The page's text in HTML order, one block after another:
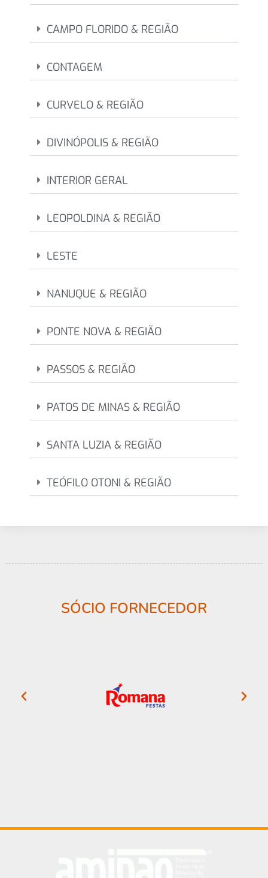
CAMPO FLORIDO & REGIÃO
CONTAGEM
CURVELO & REGIÃO
DIVINÓPOLIS & REGIÃO
INTERIOR GERAL
LEOPOLDINA & REGIÃO
LESTE
NANUQUE & REGIÃO
PONTE NOVA & REGIÃO
PASSOS & REGIÃO
PATOS DE MINAS & REGIÃO
SANTA LUZIA & REGIÃO
TEÓFILO OTONI & REGIÃO
SÓCIO FORNECEDOR